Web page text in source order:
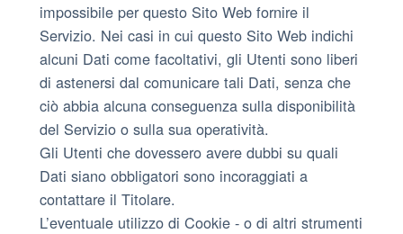
impossibile per questo Sito Web fornire il
Servizio. Nei casi in cui questo Sito Web indichi
alcuni Dati come facoltativi, gli Utenti sono liberi
di astenersi dal comunicare tali Dati, senza che
ciò abbia alcuna conseguenza sulla disponibilità
del Servizio o sulla sua operatività.
Gli Utenti che dovessero avere dubbi su quali
Dati siano obbligatori sono incoraggiati a
contattare il Titolare.
L’eventuale utilizzo di Cookie - o di altri strumenti